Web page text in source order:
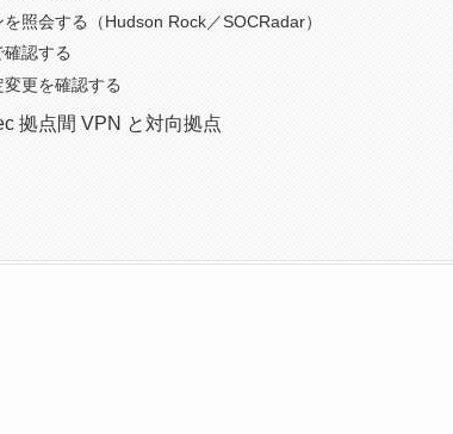
照会する（Hudson Rock／SOCRadar）
認する
更を確認する
拠点間 VPN と対向拠点